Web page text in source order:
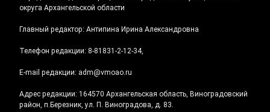
округа Архангельской области
Главный редактор: Антипина Ирина Александровна
Телефон редакции: 8-81831-2-12-34,
E-mail редакции: adm@vmoao.ru
Адрес редакции: 164570 Архангельская область, Виноградовский
район, п.Березник, ул. П. Виноградова, д. 83.